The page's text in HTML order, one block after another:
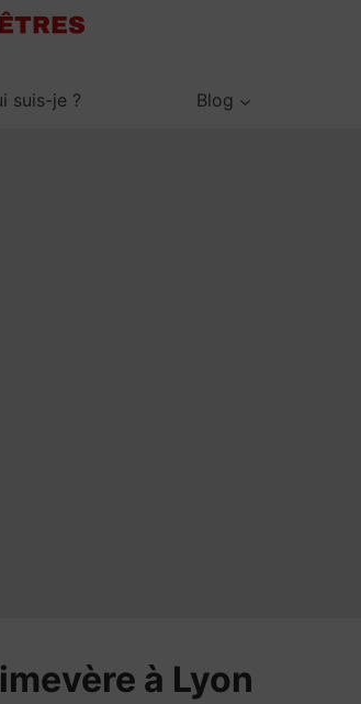
suis-je ? Blog
à Lyon